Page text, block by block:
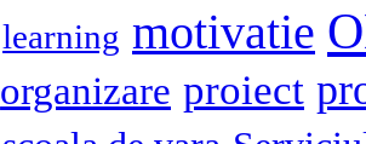
learning motivatie
organizare proiect